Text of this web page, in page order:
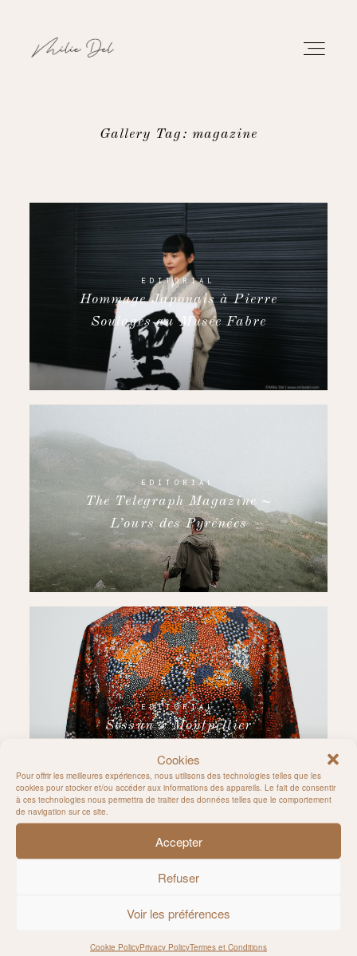
Cookies
Pour offrir les meilleures expériences, nous utilisons des technologies telles que les
cookies pour stocker et/ou accéder aux informations des appareils. Le fait de consentir
à ces technologies nous permettra de traiter des données telles que le comportement
de navigation sur ce site.
Accepter
Refuser
Voir les préférences
Cookie PolicyPrivacy PolicyTermes et Conditions
Gallery Tag: magazine
EDITORIAL
Hommage Japonais à Pierre
Soulages au Musée Fabre
EDITORIAL
The Telegraph Magazine ~
L’ours des Pyrénées
EDITORIAL
Sessùn x Montpellier
Rejoignez-moi sur Instagram
@MILIE_DEL